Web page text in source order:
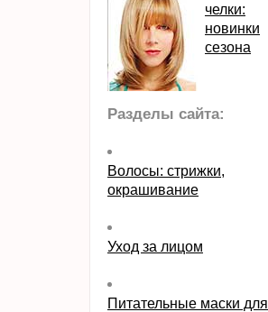
челки:
новинки
сезона
Разделы сайта:
Волосы: стрижки,
окрашивание
Уход за лицом
Питательные маски для